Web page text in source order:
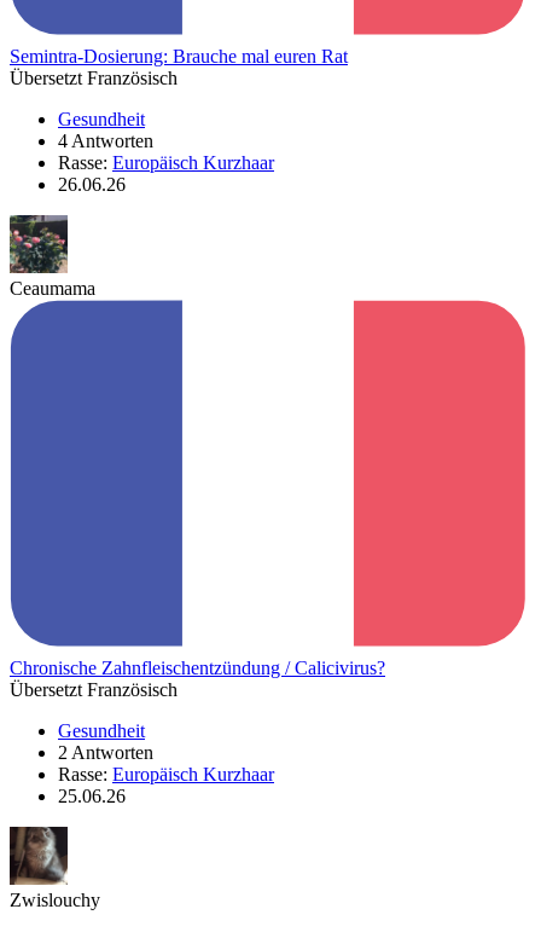
Semintra-Dosierung: Brauche mal euren Rat
Übersetzt Französisch
Gesundheit
4 Antworten
Rasse: Europäisch Kurzhaar
26.06.26
Ceaumama
Chronische Zahnfleischentzündung / Calicivirus?
Übersetzt Französisch
Gesundheit
2 Antworten
Rasse: Europäisch Kurzhaar
25.06.26
Zwislouchy